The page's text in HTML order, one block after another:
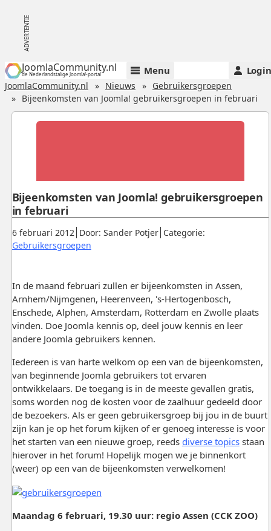
JoomlaCommunity.nl
de Nederlandstalige Joomla!-portal Menu Login
JoomlaCommunity.nl Nieuws
Gebruikersgroepen
Bijeenkomsten van Joomla! gebruikersgroepen in februari
Gepubliceerd:
6 februari 2012. Door: Sander Potjer. Categorie:
Gebruikersgroepen.
Bijeenkomsten van Joomla! gebruikersgroepen
in februari
In de maand februari zullen er bijeenkomsten in Assen,
Arnhem/Nijmgenen, Heerenveen, 's-Hertogenbosch,
Enschede, Alphen, Amsterdam, Rotterdam en Zwolle plaats
vinden. Doe Joomla kennis op, deel jouw kennis en leer
andere Joomla gebruikers kennen.
Iedereen is van harte welkom op een van de bijeenkomsten,
van beginnende Joomla gebruikers tot ervaren
ontwikkelaars. De toegang is in de meeste gevallen gratis,
soms worden nog de kosten voor de zaalhuur gedeeld door
de bezoekers. Als er geen gebruikersgroep bij jou in de buurt
zijn kan je op het forum kijken of er genoeg interesse is voor
het starten van een nieuwe groep, reeds diverse topicsstaan
hierover in het forum! Hopelijk mogen we je binnenkort
(weer) op een van de bijeenkomsten verwelkomen!
Maandag 6 februari, 19.30 uur: regio Assen (CCK ZOO)